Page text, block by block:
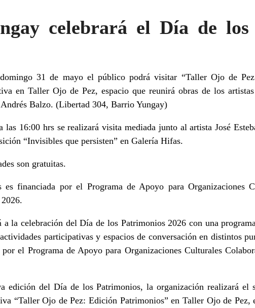
celebrará el Día de los
31 de mayo el público podrá visitar “Taller Ojo de
en Taller Ojo de Pez, espacio que reunirá obras de los
Balzo. (Libertad 304, Barrio Yungay)
las 16:00 hrs se realizará visita mediada junto al artista José
“Invisibles que persisten” en Galería Hifas.
son gratuitas.
es financiada por el Programa de Apoyo para Organizaciones
a la celebración del Día de los Patrimonios 2026 con una
participativas y espacios de conversación en distintos
el Programa de Apoyo para Organizaciones Culturales
edición del Día de los Patrimonios, la organización realizará el
“Taller Ojo de Pez: Edición Patrimonios” en Taller Ojo de Pez,